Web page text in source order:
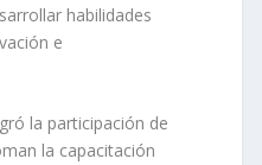
habilidades
e
la participación de
la capacitación